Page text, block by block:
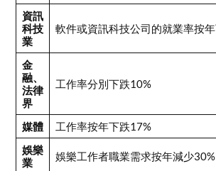
資訊
科技
業
軟件或資訊科技公司的就業率按
金
融、
法律
界
工作率分別下跌10%
媒體
工作率按年下跌17%
娛樂
業
娛樂工作者職業需求按年減少30%